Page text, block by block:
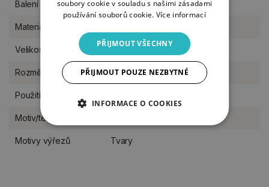
Balení kus
Materiál
Velikost M (11-17 cm)
Rozměr 16 x 12 cm
Použití
Motiv/téma
Motivy výřezů Tvary
soubory cookie v souladu s našimi zásadami
používání souborů cookie. Více informací
PŘIJMOUT VŠECHNY
PŘIJMOUT POUZE NEZBYTNÉ
INFORMACE O COOKIES